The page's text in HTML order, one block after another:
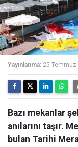
Yayınlanma: 25
Bazı mekanlar
anılarını taşır.
bulan Tarihi